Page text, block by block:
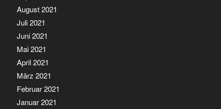
August 2021
Juli 2021
Juni 2021
Mai 2021
April 2021
März 2021
Februar 2021
Januar 2021